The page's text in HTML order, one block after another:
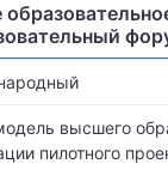
высшего
пилотного